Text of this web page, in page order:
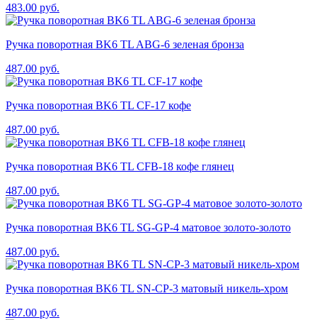
483.00 руб.
Ручка поворотная BK6 TL ABG-6 зеленая бронза
487.00 руб.
Ручка поворотная BK6 TL CF-17 кофе
487.00 руб.
Ручка поворотная BK6 TL CFB-18 кофе глянец
487.00 руб.
Ручка поворотная BK6 TL SG-GP-4 матовое золото-золото
487.00 руб.
Ручка поворотная BK6 TL SN-CP-3 матовый никель-хром
487.00 руб.